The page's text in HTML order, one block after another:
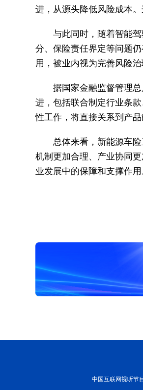
进，从源头降低风险成本
与此同时，随着智能
分、保险责任界定等问题
用，被业内视为完善风险治
据国家金融监督管理
进，包括联合制定行业条
性工作，将直接关系到产
总体来看，新能源车
机制更加合理、产业协同
业发展中的保障和支撑作用
中国互联网视听节